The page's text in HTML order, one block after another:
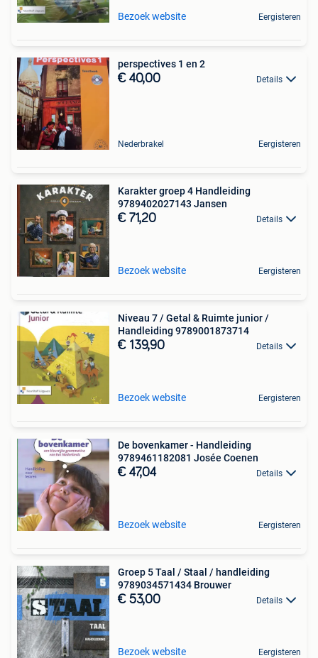
Bezoek website Eergisteren
perspectives 1 en 2
€ 40,00 Details
Nederbrakel Eergisteren
Karakter groep 4 Handleiding
9789402027143 Jansen
€ 71,20 Details
Bezoek website Eergisteren
Niveau 7 / Getal & Ruimte junior /
Handleiding 9789001873714
€ 139,90 Details
Bezoek website Eergisteren
De bovenkamer - Handleiding
9789461182081 Josée Coenen
€ 47,04 Details
Bezoek website Eergisteren
Groep 5 Taal / Staal / handleiding
9789034571434 Brouwer
€ 53,00 Details
Bezoek website Eergisteren